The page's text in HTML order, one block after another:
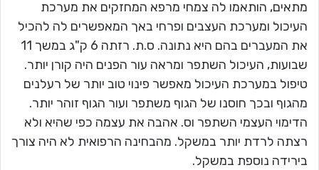
מתאים, הותאמו לה צמחי מרפא המחזקים את מערכת
העיכול ומערכת העצבים ופרחי באך המאפשרים לה להכיל
את המעברים בהם היא נתונה. ס.ת. רזתה 6 ק"ג במשך 11
שבועות, העיכול השתפר ומראה עור הפנים היה קורן יותר.
טיפול במערכת העיכול מאפשר פינוי טוב יותר של רעלנים
מהגוף ובכך חוסנו של הגוף משתפר ועור הגוף זוהר יותר.
הדימוי העצמי השתפר וס. אהבה את עצמה כפי שהיא ולא
רצתה לרדת יותר במשקל. מהבחינה הרפואית לא היה צורך
בירידה נוספת במשקל.